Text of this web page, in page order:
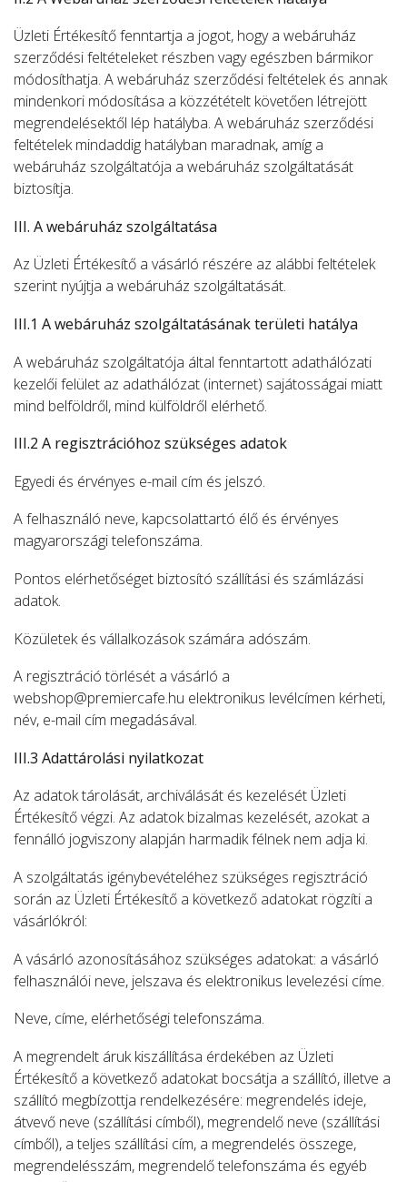
Üzleti Értékesítő fenntartja a jogot, hogy a webáruház
szerződési feltételeket részben vagy egészben bármikor
módosíthatja. A webáruház szerződési feltételek és annak
mindenkori módosítása a közzétételt követően létrejött
megrendelésektől lép hatályba. A webáruház szerződési
feltételek mindaddig hatályban maradnak, amíg a
webáruház szolgáltatója a webáruház szolgáltatását
biztosítja.
III. A webáruház szolgáltatása
Az Üzleti Értékesítő a vásárló részére az alábbi feltételek
szerint nyújtja a webáruház szolgáltatását.
III.1 A webáruház szolgáltatásának területi hatálya
A webáruház szolgáltatója által fenntartott adathálózati
kezelői felület az adathálózat (internet) sajátosságai miatt
mind belföldről, mind külföldről elérhető.
III.2 A regisztrációhoz szükséges adatok
Egyedi és érvényes e-mail cím és jelszó.
A felhasználó neve, kapcsolattartó élő és érvényes
magyarországi telefonszáma.
Pontos elérhetőséget biztosító szállítási és számlázási
adatok.
Közületek és vállalkozások számára adószám.
A regisztráció törlését a vásárló a
webshop@premiercafe.hu elektronikus levélcímen kérheti,
név, e-mail cím megadásával.
III.3 Adattárolási nyilatkozat
Az adatok tárolását, archiválását és kezelését Üzleti
Értékesítő végzi. Az adatok bizalmas kezelését, azokat a
fennálló jogviszony alapján harmadik félnek nem adja ki.
A szolgáltatás igénybevételéhez szükséges regisztráció
során az Üzleti Értékesítő a következő adatokat rögzíti a
vásárlókról:
A vásárló azonosításához szükséges adatokat: a vásárló
felhasználói neve, jelszava és elektronikus levelezési címe.
Neve, címe, elérhetőségi telefonszáma.
A megrendelt áruk kiszállítása érdekében az Üzleti
Értékesítő a következő adatokat bocsátja a szállító, illetve a
szállító megbízottja rendelkezésére: megrendelés ideje,
átvevő neve (szállítási címből), megrendelő neve (szállítási
címből), a teljes szállítási cím, a megrendelés összege,
megrendelésszám, megrendelő telefonszáma és egyéb